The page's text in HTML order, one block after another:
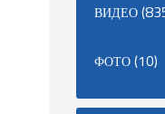
ВИДЕО
ФОТО(10)